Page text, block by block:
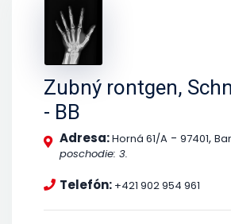
Zubný rontgen,
- BB
Adresa:Horná 61/A - 97401,
poschodie: 3.
Telefón: +421 902 954 961